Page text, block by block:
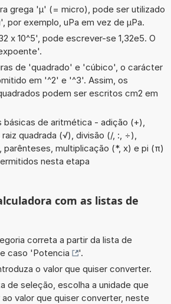
grega 'µ' (= micro), pode ser utilizado
por exemplo, uPa em vez de µPa.
x 10^5', pode escrever-se 1,32e5. O
de 'quadrado' e 'cúbico', o carácter
em '^2' e '^3'. Assim, os
podem ser escritos cm2 em
básicas de aritmética - adição (+),
quadrada (√), divisão (/, :, ÷),
multiplicação (*, x) e pi (π)
nesta etapa
com as listas de
correta a partir da lista de
caso 'Potencia
'.
o valor que quiser converter.
de seleção, escolha a unidade que
valor que quiser converter, neste